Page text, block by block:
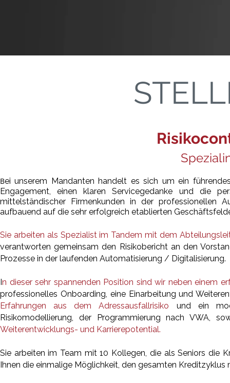
Bei unserem Mandanten handelt es sich um ein
Engagement, einen klaren Servicegedanke und die
mittelständischer Firmenkunden in der professionellen
aufbauend auf die sehr erfolgreich etablierten
Sie arbeiten als Spezialist im Tandem mit dem
verantworten gemeinsam den Risikobericht an den
Prozesse in der laufenden Automatisierung / Digitalisierung.
In dieser sehr spannenden Position sind wir neben einem
professionelles Onboarding, eine Einarbeitung und
Erfahrungen aus dem Adressausfallrisiko und ein
Risikomodellierung, der Programmierung nach VWA,
Weiterentwicklungs- und Karrierepotential.
Sie arbeiten im Team mit 10 Kollegen, die als Seniors die
Ihnen die einmalige Möglichkeit, den gesamten Kreditzyklus